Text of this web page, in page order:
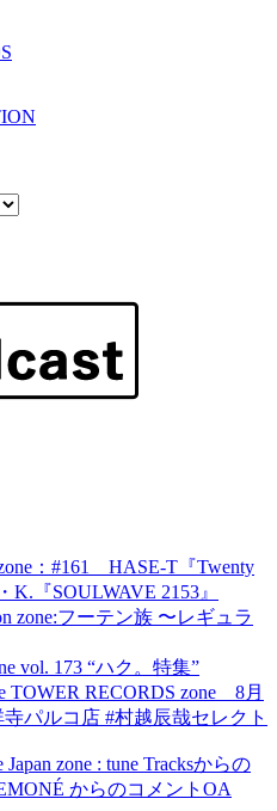
：#161 HASE-T『Twenty
K.『SOULWAVE 2153』
zone:フーテン族 〜レギュラ
vol. 173 “ハク。特集”
TOWER RECORDS zone 8月
パルコ店 #村越辰哉セレクト
zone : tune Tracksからの
からのコメントOA